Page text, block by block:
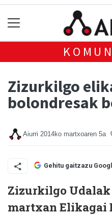
Zizurkilgo
bolondresak
Aiurri 2014ko martxoaren 5a
Gehitu gaitzazu
Zizurkilgo
martxan Elikagai